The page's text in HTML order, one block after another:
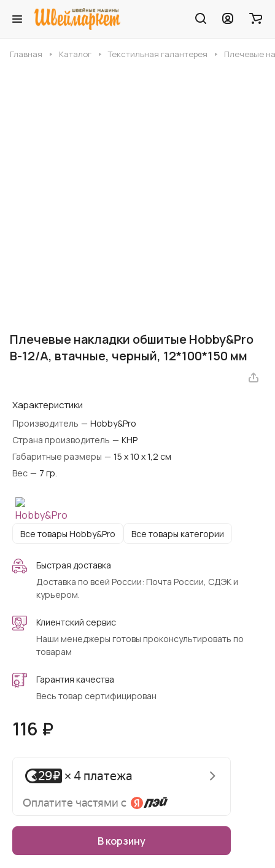
Главная Каталог Текстильная галантерея Плечевые
Плечевые накладки обшитые Hobby&Pro
В-12/А, втачные, черный, 12*100*150 мм
Характеристики
Производитель — Hobby&Pro
Страна производитель — КНР
Габаритные размеры — 15 х 10 х 1,2 см
Вес — 7 гр.
Все товары Hobby&Pro Все товары категории
Быстрая доставка
Доставка по всей России: Почта России, СДЭК и
курьером.
Клиентский сервис
Наши менеджеры готовы проконсультировать по
товарам
Гарантия качества
Весь товар сертифицирован
116 ₽
В корзину